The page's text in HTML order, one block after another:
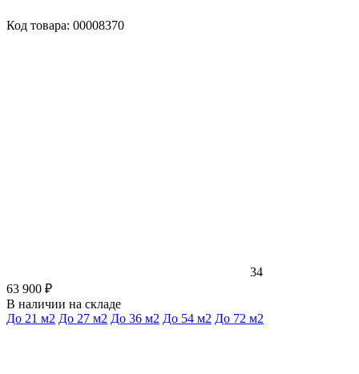
Код товара: 00008370
34
63 900 ₽
В наличии на складе
До 21 м2 До 27 м2 До 36 м2 До 54 м2 До 72 м2